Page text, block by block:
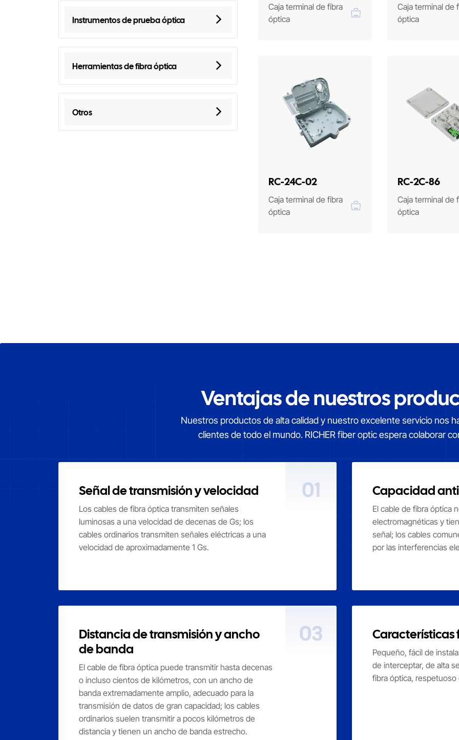
Instrumentos de prueba óptica
Herramientas de fibra óptica
Otros
Caja terminal de fibra
óptica
Caja terminal de
óptica
RC-24C-02
Caja terminal de fibra
óptica
RC-2C-86
Caja terminal de
óptica
Ventajas de nuestros
Nuestros productos de alta calidad y nuestro excelente servicio nos
clientes de todo el mundo. RICHER fiber optic espera colaborar
Señal de transmisión y velocidad
Los cables de fibra óptica transmiten señales
luminosas a una velocidad de decenas de Gs; los
cables ordinarios transmiten señales eléctricas a una
velocidad de aproximadamente 1 Gs.
01 Capacidad
El cable de fibra óptica
electromagnéticas y
señal; los cables
por las interferencias
Distancia de transmisión y ancho
de banda
El cable de fibra óptica puede transmitir hasta decenas
o incluso cientos de kilómetros, con un ancho de
banda extremadamente amplio, adecuado para la
transmisión de datos de gran capacidad; los cables
ordinarios suelen transmitir a pocos kilómetros de
distancia y tienen un ancho de banda estrecho.
03 Características
Pequeño, fácil de
de interceptar, de alta
fibra óptica,